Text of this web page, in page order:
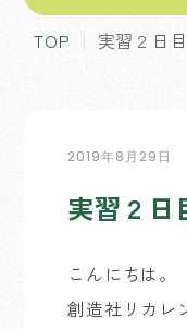
TOP 実習２日
2019年8月29日
実習２日
こんにちは。
創造社リカレ